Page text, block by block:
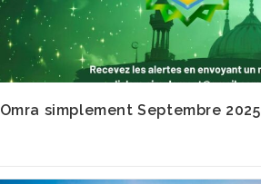
Omra simplement Septembre 2025